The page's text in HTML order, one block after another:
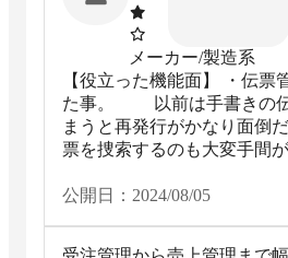
メーカー/製造系
【役立った機能面】 ・伝票管理が従来に比べ楽になっ
た事。 以前は手書きの伝
まうと再発行がかなり面
票を捜索するのも大変手間
難しくはない。 【営業担
公開日： 2024/08/05